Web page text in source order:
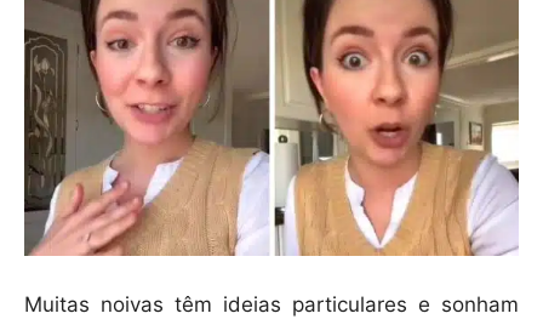
Muitas noivas têm ideias particulares e sonham